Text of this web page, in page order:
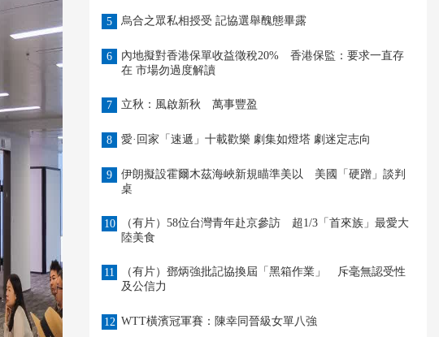
5 烏合之眾私相授受 記協選舉醜態畢露
6
內地擬對香港保單收益徵稅20% 香港保監：要求一直存
在 市場勿過度解讀
7 立秋：風啟新秋 萬事豐盈
8 愛·回家「速遞」十載歡樂 劇集如燈塔 劇迷定志向
9
伊朗擬設霍爾木茲海峽新規瞄準美以 美國「硬蹭」談判
桌
10
（有片）58位台灣青年赴京參訪 超1/3「首來族」最愛大
陸美食
11
（有片）鄧炳強批記協換屆「黑箱作業」 斥毫無認受性
及公信力
12 WTT橫濱冠軍賽：陳幸同晉級女單八強